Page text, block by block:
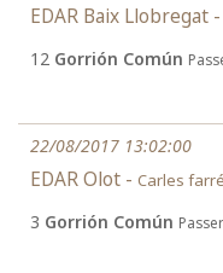
EDAR Baix Llobregat -
12 Gorrión Común
22/08/2017 13:02:00
EDAR Olot - Carles
3 Gorrión Común